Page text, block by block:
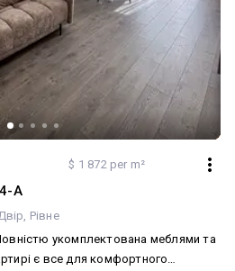
$ 1 872 per m²
А
Рівне
укомплектована меблями та
є все для комфортного